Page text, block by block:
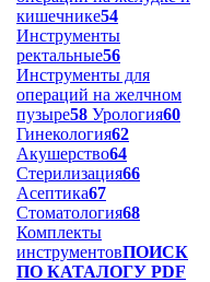
кишечнике54
Инструменты
ректальные56
Инструменты для
операций на желчном
пузыре58 Урология60
Гинекология62
Акушерство64
Стерилизация66
Асептика67
Стоматология68
Комплекты
инструментовПОИСК
ПО КАТАЛОГУ PDF